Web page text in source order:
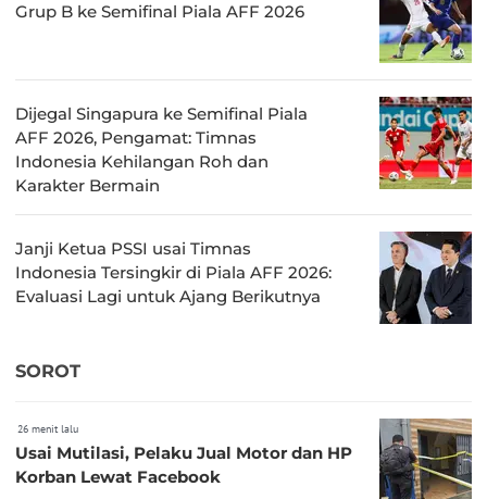
Grup B ke Semifinal Piala AFF 2026
Dijegal Singapura ke Semifinal Piala
AFF 2026, Pengamat: Timnas
Indonesia Kehilangan Roh dan
Karakter Bermain
Janji Ketua PSSI usai Timnas
Indonesia Tersingkir di Piala AFF 2026:
Evaluasi Lagi untuk Ajang Berikutnya
SOROT
26 menit lalu
Usai Mutilasi, Pelaku Jual Motor dan HP
Korban Lewat Facebook